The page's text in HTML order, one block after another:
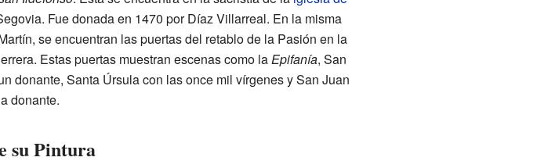
Fue donada en 1470 por Díaz Villarreal. En la misma
se encuentran las puertas del retablo de la Pasión en la
Estas puertas muestran escenas como laEpifanía, San
donante, Santa Úrsula con las once mil vírgenes y San Juan
donante.
su Pintura